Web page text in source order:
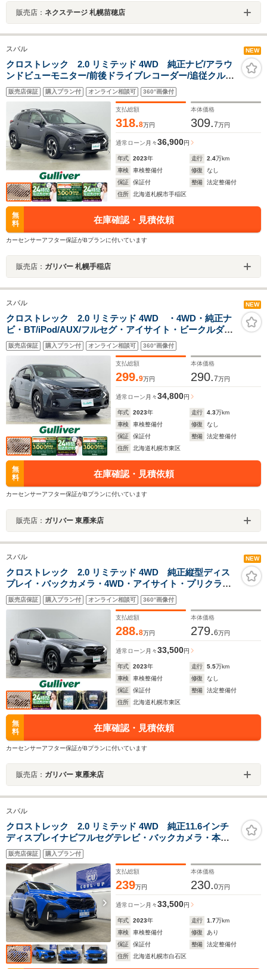
販売店： ネクステージ 札幌苗穂店
スバル NEW
クロストレック 2.0 リミテッド 4WD 純正ナビ/アラウ
ンドビューモニター/前後ドライブレコーダー/追従クルー
ズコントロール/軽減ブレーキ/車線逸脱抑制/ステアヒータ
ー/席メモリー/シートヒーター/アイサイト/パドル/LED/ル
ーフレール/ETC2.0/VDC/
販売店保証 購入プラン付 オンライン相談可 360°画像付
支払総額
318.8万円
本体価格
309.7万円
通常ローン 月々36,900円
年式 2023年 走行 2.4万km
車検
車検整備付 修復
なし
保証
保証付 整備
法定整備付
住所
北海道札幌市手稲区
無
料
在庫確認・見積依頼
カーセンサーアフター保証がBプランに付いています
販売店： ガリバー 札幌手稲店
スバル NEW
クロストレック 2.0 リミテッド 4WD ・4WD・純正ナ
ビ・BT/iPod/AUX/フルセグ・アイサイト・ビークルダイ
ナミクスコントロール・オートビークルホールド・車線
逸脱防止・レーダークルーズコントロール・デジタルマ
ルチビ
販売店保証 購入プラン付 オンライン相談可 360°画像付
支払総額
299.9万円
本体価格
290.7万円
通常ローン 月々34,800円
年式 2023年 走行 4.3万km
車検
車検整備付 修復
なし
保証
保証付 整備
法定整備付
住所
北海道札幌市東区
無
料
在庫確認・見積依頼
カーセンサーアフター保証がBプランに付いています
販売店： ガリバー 東雁来店
スバル NEW
クロストレック 2.0 リミテッド 4WD 純正縦型ディス
プレイ・バックカメラ・4WD・アイサイト・プリクラッ
シュセーフティ・LEDオートライト・オートハイビー
ム・レーダークルーズコントロール・ETC・スマートキ
販売店保証 購入プラン付 オンライン相談可 360°画像付
支払総額
288.8万円
本体価格
279.6万円
通常ローン 月々33,500円
年式 2023年 走行 5.5万km
車検
車検整備付 修復
なし
保証
保証付 整備
法定整備付
住所
北海道札幌市東区
無
料
在庫確認・見積依頼
カーセンサーアフター保証がBプランに付いています
販売店： ガリバー 東雁来店
スバル
クロストレック 2.0 リミテッド 4WD 純正11.6インチ
ディスプレイナビフルセグテレビ・バックカメラ・本革
シート・フロントシートヒーター・サンルーフ・衝突軽
減ブレーキ・横滑り防止装置・レーンアシスト・ブライ
ンドスポットモニター・ETC
販売店保証 購入プラン付
支払総額
239万円
本体価格
230.0万円
通常ローン 月々33,500円
年式 2023年 走行 1.7万km
車検
車検整備付 修復
あり
保証
保証付 整備
法定整備付
住所
北海道札幌市白石区